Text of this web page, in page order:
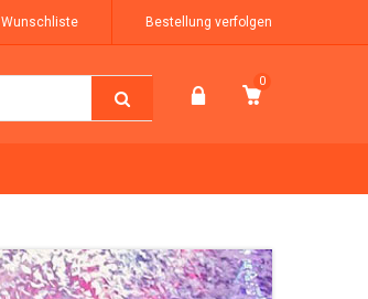
Wunschliste Bestellung verfolgen
0